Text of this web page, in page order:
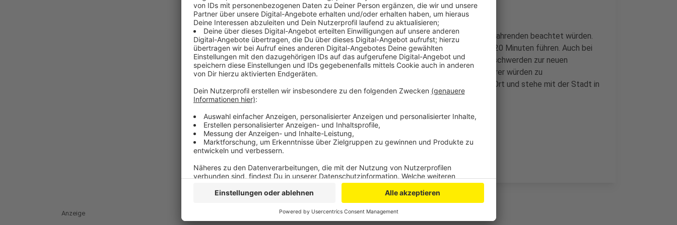
Das liege daran, dass die neuen Regeln noch nicht von allen Autofahrenden beachtet würden.
Das würde bei den Bussen zeitweise zu Verspätungen von bis zu 20 Minuten führen. Auch bei
der Bonner Polizei seien in den vergangenen Wochen mehrere Beschwerden zur neuen
Verkehrsführung eingegangen. Insbesondere ortsfremde Autofahrer würden zu
Verkehrsbehinderungen führen. Man beobachte die Situation vor Ort und stehe mit der Stadt in
Kontakt.
DoS
Anzeige
Anzeige